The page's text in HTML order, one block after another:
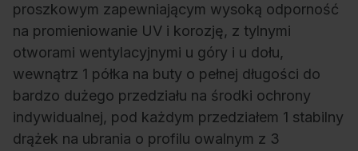
proszkowym zapewniającym wysoką odporność
na promieniowanie UV i korozję, z tylnymi
otworami wentylacyjnymi u góry i u dołu,
wewnątrz 1 półka na buty o pełnej długości do
bardzo dużego przedziału na środki ochrony
indywidualnej, pod każdym przedziałem 1 stabilny
drążek na ubrania o profilu owalnym z 3